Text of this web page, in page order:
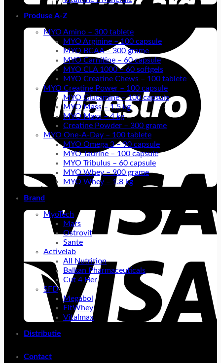
Produse A-Z
MYO Amino – 300 tablete
MYO Arginine – 100 capsule
MYO BCAA – 300 grame
MYO Carnitine – 60 capsule
MYO CLA 1000 – 60 softgels
MYO Creatine Chews – 100 tablete
MYO Creatine Power – 100 capsule
MYO Glutamine – 100 capsule
MYO Mass – 1.5 kg
MYO Mass – 4 kg
Creatine Powder – 300 grame
MYO One-A-Day – 100 tablete
MYO Omega 3 – 90 capsule
MYO Taurine – 100 capsule
MYO Tribulus – 60 capsule
MYO Whey – 900 grame
MYO Whey – 1.8 kg
Brand
MyoTech
Mars
Ostrovit
Sante
Activelab
All Nutrition
Balkan Pharmaceuticals
Cut 4 Her
SFD
Megabol
FitWhey
Vitalmax
Distributie
Contact